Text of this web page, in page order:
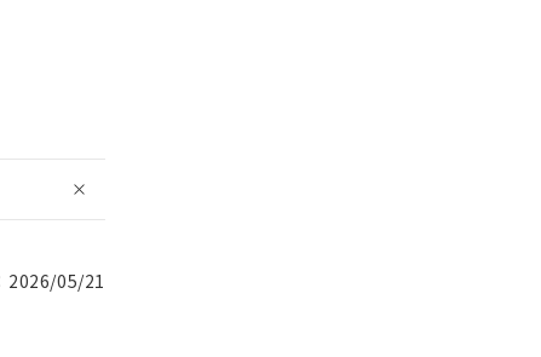
2026/05/21